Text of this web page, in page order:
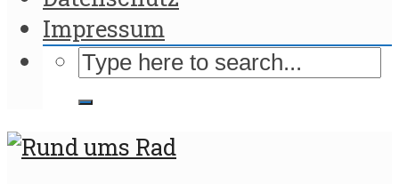
Impressum